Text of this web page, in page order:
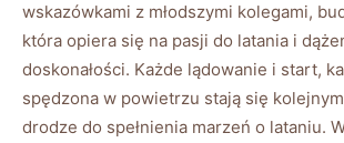
wskazówkami z młodszymi kolegami,
która opiera się na pasji do latania i
doskonałości. Każde lądowanie i start,
spędzona w powietrzu stają się
drodze do spełnienia marzeń o lataniu.